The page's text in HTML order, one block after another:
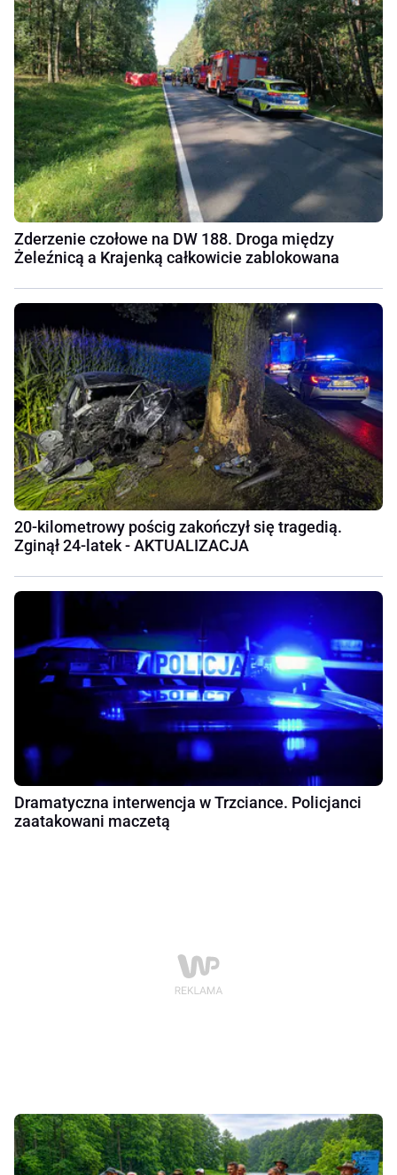
Zderzenie czołowe na DW 188. Droga między
Żeleźnicą a Krajenką całkowicie zablokowana
20-kilometrowy pościg zakończył się tragedią.
Zginął 24-latek - AKTUALIZACJA
Dramatyczna interwencja w Trzciance. Policjanci
zaatakowani maczetą